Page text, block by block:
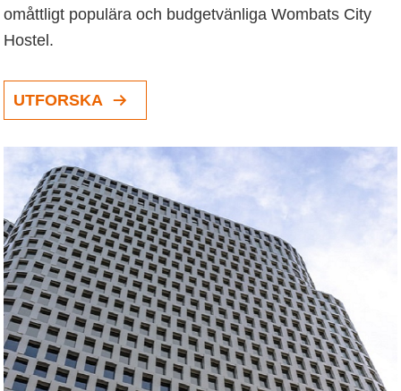
omåttligt populära och budgetvänliga Wombats City
Hostel.
UTFORSKA